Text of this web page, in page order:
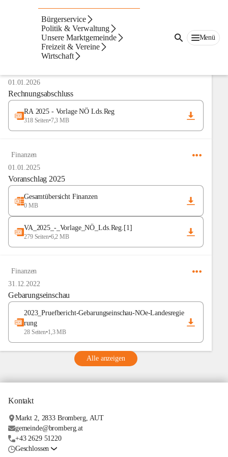
Bürgerservice
Politik & Verwaltung
Unsere Marktgemeinde
Freizeit & Vereine
Wirtschaft
Menü
Digitale Amtstafel
Anzeigeart Neueste zuerst
01.01.2026
Rechnungsabschluss
RA 2025 - Vorlage NÖ Lds.Reg
318 Seiten•7,3 MB
Finanzen
01.01.2025
Voranschlag 2025
Gesamtübersicht Finanzen
0 MB
VA_2025_-_Vorlage_NÖ_Lds.Reg.[1]
279 Seiten•6,2 MB
Finanzen
31.12.2022
Gebarungseinschau
2023_Pruefbericht-Gebarungseinschau-NOe-Landesregie
rung
28 Seiten•1,3 MB
Alle anzeigen
Kontakt
Markt 2, 2833 Bromberg, AUT
gemeinde@bromberg.at
+43 2629 51220
Geschlossen